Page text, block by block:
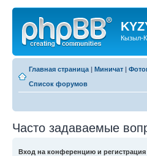
Кызыл-
Главная страница | Миничат |
Список форумов
Часто задаваемые
Вход на конференцию и регистрация